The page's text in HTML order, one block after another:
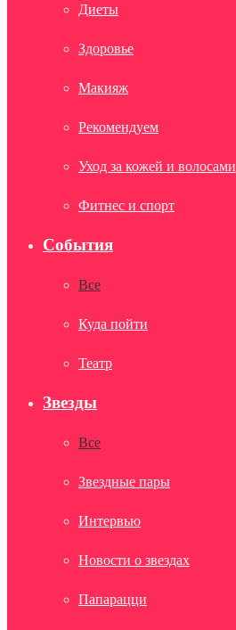
Диеты
Здоровье
Макияж
Рекомендуем
Уход за кожей и волосами
Фитнес и спорт
События
Все
Куда пойти
Театр
Звезды
Все
Звездные пары
Интервью
Новости о звездах
Папарацци